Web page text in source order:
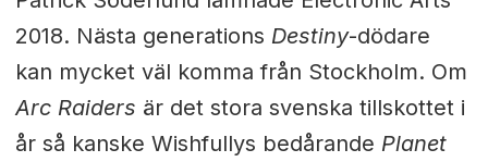
2018. Nästa generations Destiny-dödare
kan mycket väl komma från Stockholm. Om
Arc Raiders är det stora svenska tillskottet i
år så kanske Wishfullys bedårande Planet